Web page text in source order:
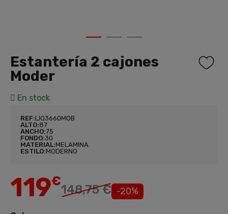
Estantería 2 cajones
Moder
En stock
REF:LIQ3660MOB
ALTO:87
ANCHO:75
FONDO:30
MATERIAL:MELAMINA
ESTILO:MODERNO
119€
148,75 € -20%